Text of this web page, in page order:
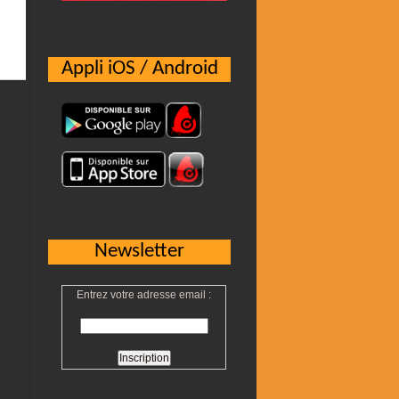
Appli iOS / Android
Newsletter
Entrez votre adresse email :